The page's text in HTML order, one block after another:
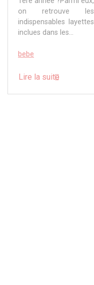
on retrouve les
indispensables layettes
inclues dans les...
bebe
Lire la suite